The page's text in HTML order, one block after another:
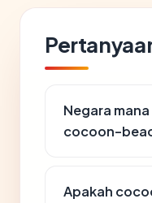
Negara
cocoon-
Apakah